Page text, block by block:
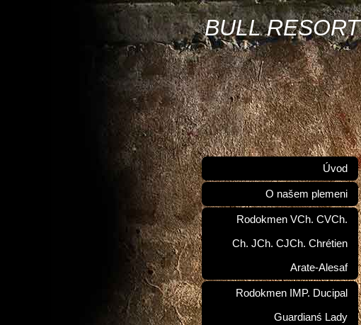
BULL RESORT
Úvod
O našem plemeni
Rodokmen VCh. CVCh.
Ch. JCh. CJCh. Chrétien
Arate-Alesaf
Rodokmen IMP. Ducipal
Guardianś Lady